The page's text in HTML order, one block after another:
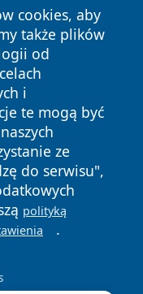
cookies, aby
także plików
od
i
te mogą być
ze
do serwisu",
polityką
.
prawa zastrzeżone.
Polityka